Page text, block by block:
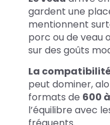
gardent une
mentionnent
porc ou de veau
sur des goûts
La
peut dominer,
formats de 600
l’équilibre avec